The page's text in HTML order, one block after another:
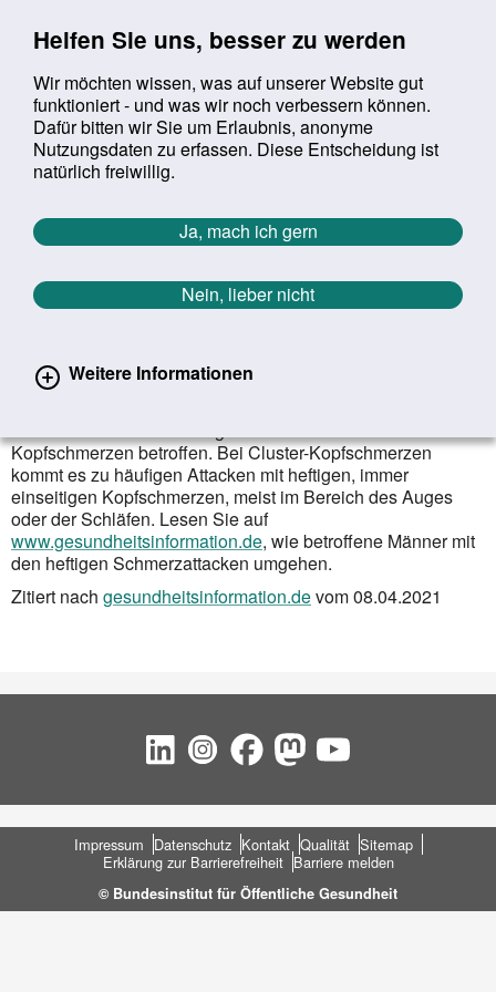
Helfen Sie uns, besser zu werden
Wir möchten wissen, was auf unserer Website gut
funktioniert - und was wir noch verbessern können.
Dafür bitten wir Sie um Erlaubnis, anonyme
Nutzungsdaten zu erfassen. Diese Entscheidung ist
natürlich freiwillig.
Ja, mach ich gern
Nein, lieber nicht
Weitere Informationen
Suchbegriff:
Sie befinden sich hier:
Startseite Aktuelles Aktuelle Meldungen
Aktuelle Meldungen
Zurück zur Übersicht erster
vorheriger
1343/1627
Cluster-Kopfschmerzen
Kopfschmerzen betroffen. Bei Cluster-Kopfschmerzen
kommt es zu häufigen Attacken mit heftigen, immer
einseitigen Kopfschmerzen, meist im Bereich des Auges
oder der Schläfen. Lesen Sie auf
www.gesundheitsinformation.de, wie betroffene Männer mit
den heftigen Schmerzattacken umgehen.
Zitiert nach gesundheitsinformation.devom 08.04.2021
Social Bookmarks
FußbereichImpressum Datenschutz Kontakt Qualität Sitemap
Erklärung zur Barrierefreiheit Barriere melden
© Bundesinstitut für Öffentliche Gesundheit